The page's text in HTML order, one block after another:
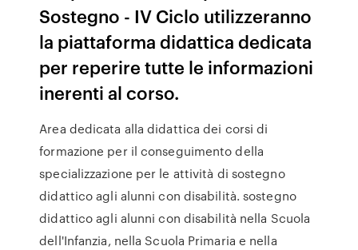
Sostegno - IV Ciclo utilizzeranno
la piattaforma didattica dedicata
per reperire tutte le informazioni
inerenti al corso.
Area dedicata alla didattica dei corsi di
formazione per il conseguimento della
specializzazione per le attività di sostegno
didattico agli alunni con disabilità. sostegno
didattico agli alunni con disabilità nella Scuola
dell'Infanzia, nella Scuola Primaria e nella